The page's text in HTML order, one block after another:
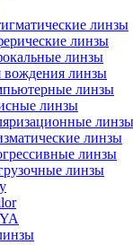
линзы
линзы
линзы
вождения линзы
линзы
линзы
линзы
линзы
линзы
линзы